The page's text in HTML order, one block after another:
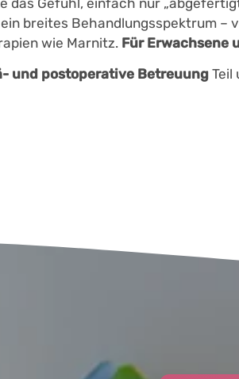
breites Behandlungsspektrum –
wie Marnitz. Für Erwachsene
und postoperative BetreuungTeil